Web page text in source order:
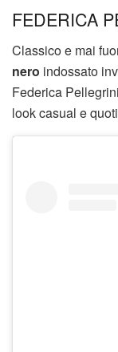
FEDERICA
Classico e mai
nero indossato
Federica
look casual e